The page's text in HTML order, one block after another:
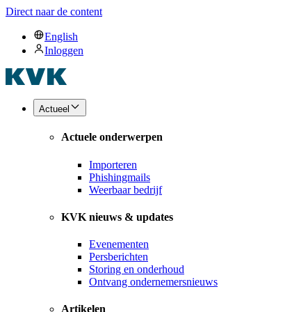
Direct naar de content
English
Inloggen
Actueel
Actuele onderwerpen
Importeren
Phishingmails
Weerbaar bedrijf
KVK nieuws & updates
Evenementen
Persberichten
Storing en onderhoud
Ontvang ondernemersnieuws
Artikelen